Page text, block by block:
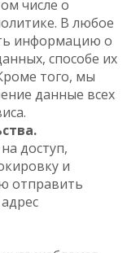
числе о
В любое
информацию о
способе их
того, мы
данные всех
доступ,
и
отправить